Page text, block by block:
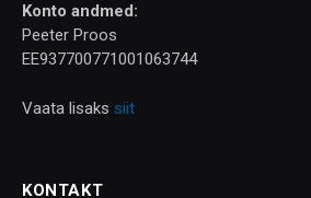
Konto andmed:
Peeter Proos
EE937700771001063744
Vaata lisaks siit
KONTAKT